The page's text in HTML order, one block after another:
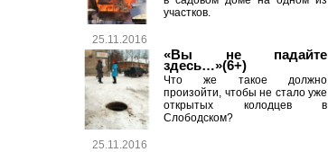
участков.
25.11.2016
«Вы не падайте
здесь…»(6+)
Что же такое должно
произойти, чтобы не стало уже
открытых колодцев в
Слободском?
25.11.2016